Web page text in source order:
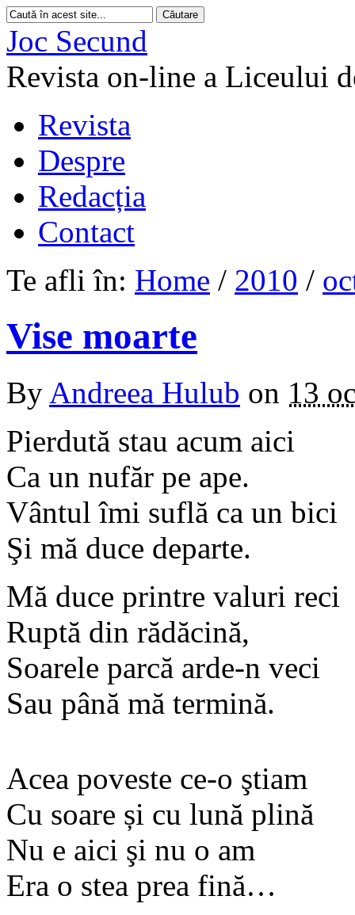
Joc Secund
Revista on-line a Liceului
Revista
Despre
Redacția
Contact
Te afli în: Home / 2010 /
Vise moarte
By Andreea Hulub on 13
Pierdută stau acum aici
Ca un nufăr pe ape.
Vântul îmi suflă ca un bici
Şi mă duce departe.
Mă duce printre valuri reci
Ruptă din rădăcină,
Soarele parcă arde-n veci
Sau până mă termină.
Acea poveste ce-o ştiam
Cu soare și cu lună plină
Nu e aici şi nu o am
Era o stea prea fină…